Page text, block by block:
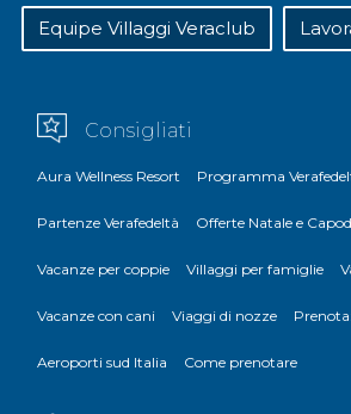
Equipe Villaggi Veraclub
Consigliati
Aura Wellness Resort Programma
Partenze Verafedeltà Offerte Natale e
Vacanze per coppie Villaggi per famiglie
Vacanze con cani Viaggi di nozze
Aeroporti sud Italia Come prenotare